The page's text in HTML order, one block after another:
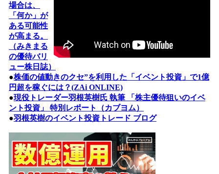
場合は、
「何か」が
ある可能性
が高まる。
（みきまる
の優待バリ
ュー株日誌）
●株価の値動きのクセ”を利用した「イベント投資」で1億
円超を稼ぐには？(ZAi ONLINE)
●現役トレーダー羽根英樹氏 執筆 「株主優待狙いのイベ
ント投資」 特別レポート（カブヨム）
●羽根英樹のイベント投資トレード ブログ